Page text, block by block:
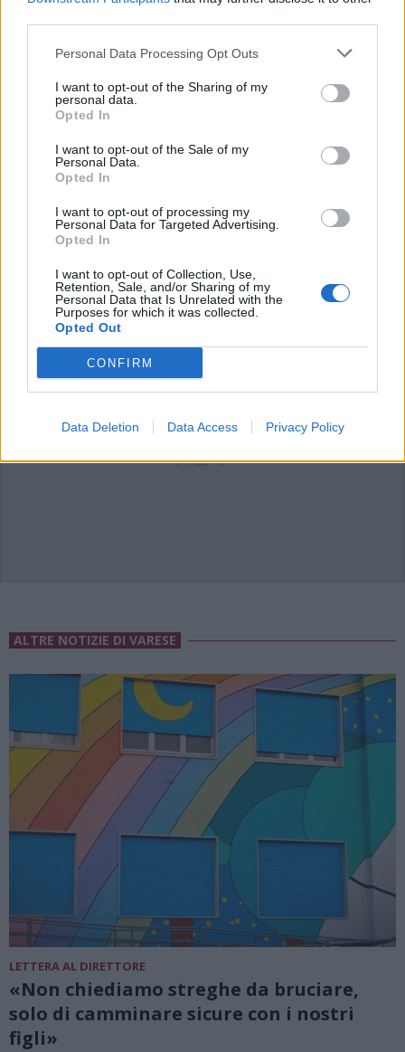
Personal Data Processing Opt Outs
I want to opt-out of the Sharing of my
personal data.
Opted In
I want to opt-out of the Sale of my
Personal Data.
Opted In
I want to opt-out of processing my
Personal Data for Targeted Advertising.
Opted In
I want to opt-out of Collection, Use,
Retention, Sale, and/or Sharing of my
Personal Data that Is Unrelated with the
Purposes for which it was collected.
Opted Out
CONFIRM
Data Deletion Data Access Privacy Policy
Commenti
Accedioregistrati per commentare questo
L'email è richiesta ma non verrà mostrata ai visitatori. Il contenuto di questo
commento esprime il pensiero dell'autore e non rappresenta la linea editoriale
di VareseNews.it, che rimane autonoma e indipendente. I messaggi inclusi nei
commenti non sono testi giornalistici, ma post inviati dai singoli lettori che
che includano uno o più link a siti esterni verranno rimossi in automatico dal
ADV
ALTRE NOTIZIE DI VARESE
LETTERA AL DIRETTORE
«Non chiediamo streghe da bruciare,
solo di camminare sicure con i nostri
figli»